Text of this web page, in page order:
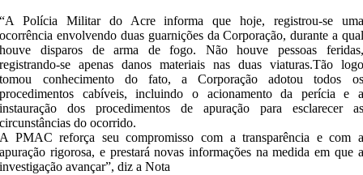
“A Polícia Militar do Acre informa que hoje, registrou-se uma
ocorrência envolvendo duas guarnições da Corporação, durante a qual
houve disparos de arma de fogo. Não houve pessoas feridas,
registrando-se apenas danos materiais nas duas viaturas.Tão logo
tomou conhecimento do fato, a Corporação adotou todos os
procedimentos cabíveis, incluindo o acionamento da perícia e a
instauração dos procedimentos de apuração para esclarecer as
circunstâncias do ocorrido.
A PMAC reforça seu compromisso com a transparência e com a
apuração rigorosa, e prestará novas informações na medida em que a
investigação avançar”, diz a Nota